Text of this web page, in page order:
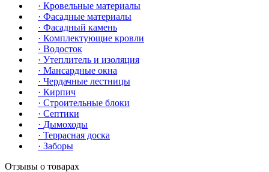
· Кровельные материалы
· Фасадные материалы
· Фасадный камень
· Комплектующие кровли
· Водосток
· Утеплитель и изоляция
· Мансардные окна
· Чердачные лестницы
· Кирпич
· Строительные блоки
· Септики
· Дымоходы
· Террасная доска
· Заборы
Отзывы о товарах